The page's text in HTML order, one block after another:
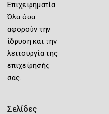
Επιχειρηματία
Όλα όσα
αφορούν την
ίδρυση και την
λειτουργία της
επιχείρησής
σας.
Σελίδες